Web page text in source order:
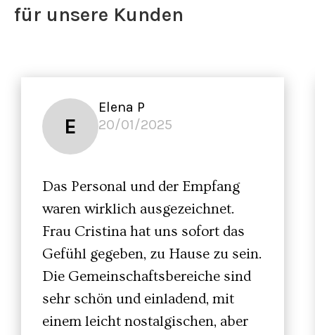
für unsere Kunden
E
Elena P
20/01/2025
Das Personal und der Empfang
waren wirklich ausgezeichnet.
Frau Cristina hat uns sofort das
Gefühl gegeben, zu Hause zu sein.
Die Gemeinschaftsbereiche sind
sehr schön und einladend, mit
einem leicht nostalgischen, aber